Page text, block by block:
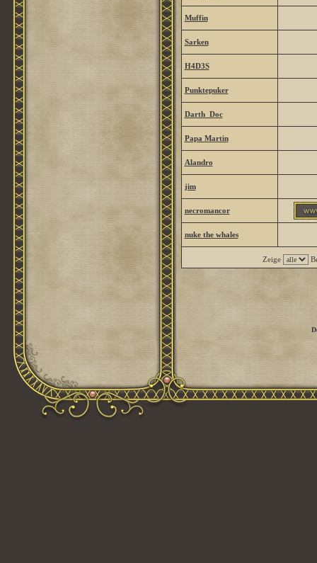
Muffin
Sarken
H4D3S
Punktepuker
Darth_Doc
Papa Martin
Alandro
jim
necromancor
nuke the whales
Zeige